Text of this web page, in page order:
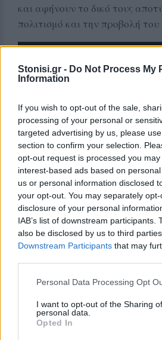
Stonisi.gr - Do Not Process My
Information
If you wish to opt-out of the sale,
processing of your personal or
targeted advertising by us, please
section to confirm your selection.
opt-out request is processed you
interest-based ads based on
us or personal information disclosed
your opt-out. You may separately
disclosure of your personal
IAB’s list of downstream participants.
also be disclosed by us to third
Downstream Participants that may
Personal Data Processing Opt
I want to opt-out of the Sharing
personal data.
Opted In
και αφήνουν το δικό τους
πολιτισμό και την προβολή
Δείτε περισσότερα άρθρα μας
αναζήτησης
Add stonisi.gr on
ΣΤΗΝ ΙΔΙΑ ΚΑΤΗΓΟΡΙΑ
ΔΡΑΣΕΙΣ
Καλοκαιρινή γιορτή για τα